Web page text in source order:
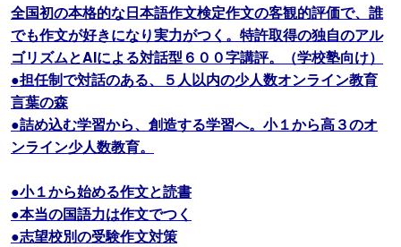
全国初の本格的な日本語作文検定作文の客観的評価で、誰
でも作文が好きになり実力がつく。特許取得の独自のアル
ゴリズムとAIによる対話型６００字講評。（学校塾向け）
●担任制で対話のある、５人以内の少人数オンライン教育
言葉の森
●詰め込む学習から、創造する学習へ。小１から高３のオ
ンライン少人数教育。
●小１から始める作文と読書
●本当の国語力は作文でつく
●志望校別の受験作文対策